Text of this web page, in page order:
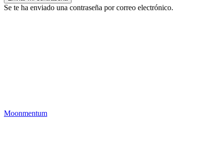
Se te ha enviado una contraseña por correo electrónico.
Moonmentum